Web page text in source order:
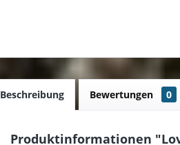
Beschreibung Bewertungen 0
Produktinformationen